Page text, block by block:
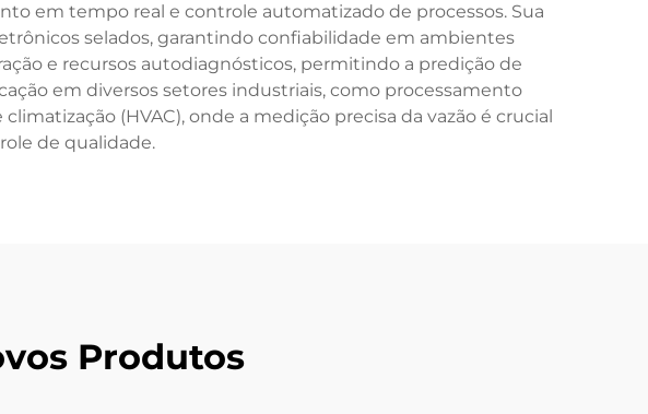
em tempo real e controle automatizado de processos. Sua
selados, garantindo confiabilidade em ambientes
e recursos autodiagnósticos, permitindo a predição de
em diversos setores industriais, como processamento
(HVAC), onde a medição precisa da vazão é crucial
de qualidade.
Produtos